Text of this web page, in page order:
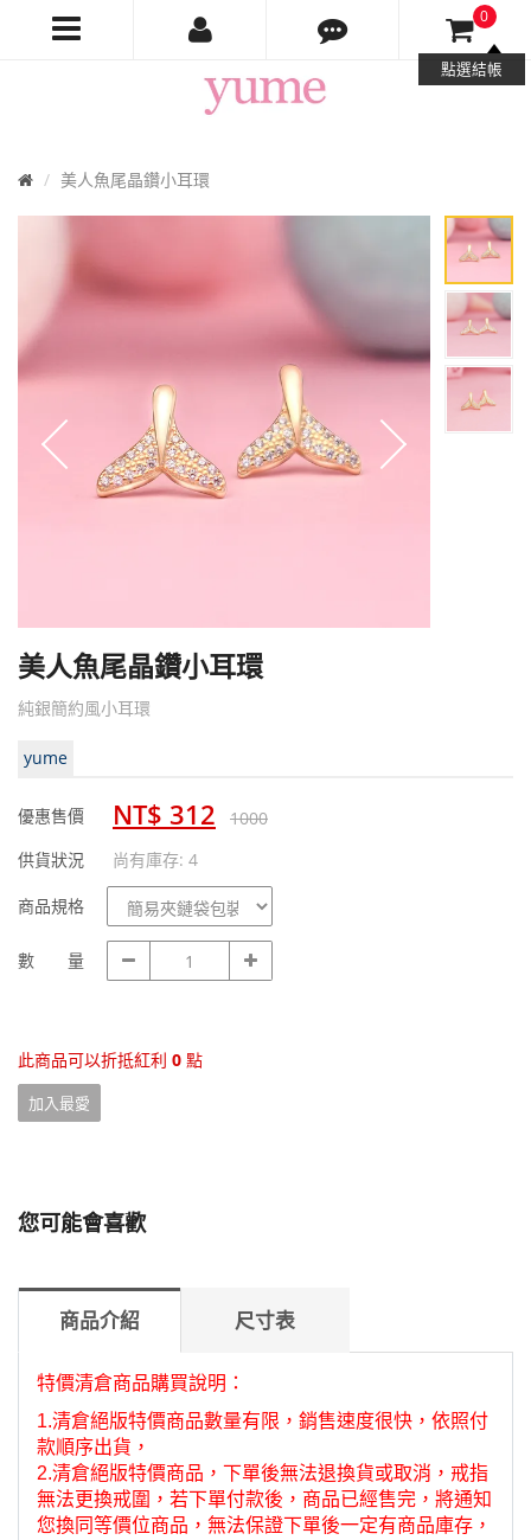
0
點選結帳
Yume
Jewelry
首
美人魚尾晶鑽小耳環
美人魚尾晶鑽小耳環
純銀簡約風小耳環
yume
優惠售價 NT$ 312
1000
供貨狀況
尚有庫存: 4
商品規格
商
品
規
數 量
數
量
此商品可以折抵紅利 0 點
加入最愛
您可能會喜歡
商品介紹 尺寸表
特價清倉商品購買說明：
1.清倉絕版特價商品數量有限，銷售速度很快，依照付
款順序出貨，
2.清倉絕版特價商品，下單後無法退換貨或取消 ， 戒指
無法更換戒圍，若下單付款後，商品已經售完，將通知
您換同等價位商品，無法保證下單後一定有商品庫存，